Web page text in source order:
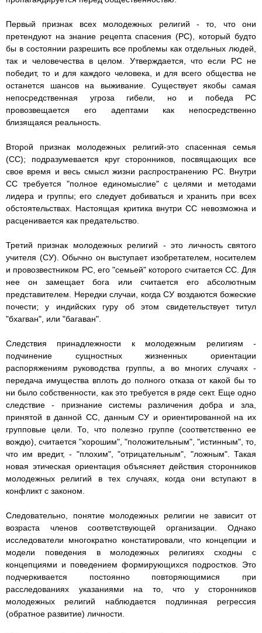
Первый признак всех молодежных религий - то, что они
претендуют на знание рецепта спасения (PC), который будто
бы в состоянии разрешить все проблемы как отдельных людей,
так и человечества в целом. Утверждается, что если PC не
победит, то и для каждого человека, и для всего общества не
останется шансов на выживание. Существует якобы самая
непосредственная угроза гибели, но и победа PC
провозвещается его адептами как непосредственно
близящаяся реальность.
Второй признак молодежных религий-это спасенная семья
(СС); подразумевается круг сторонников, посвящающих все
свое время и весь смысл жизни распространению PC. Внутри
СС требуется "полное единомыслие" с целями и методами
лидера и группы; его следует добиваться и хранить при всех
обстоятельствах. Настоящая критика внутри СС невозможна и
расценивается как предательство.
Третий признак молодежных религий - это личность святого
учителя (СУ). Обычно он выступает изобретателем, носителем
и провозвестником PC, его "семьей" которого считается СС. Для
нее он замещает бога или считается его абсолютным
представителем. Нередки случаи, когда СУ воздаются божеские
почести; у индийских гуру об этом свидетельствует титул
"бхагван", или "багаван".
Следствия принадлежности к молодежным религиям -
подчинение сущностных жизненных ориентации
распоряжениям руководства группы, а во многих случаях -
передача имущества вплоть до полного отказа от какой бы то
ни было собственности, как это требуется в ряде сект. Еще одно
следствие - признание системы различения добра и зла,
принятой в данной СС, данным СУ и ориентированной на их
групповые цели. То, что полезно группе (соответственно ее
вождю), считается "хорошим", "положительным", "истинным", то,
что им вредит, - "плохим", "отрицательным", "ложным". Такая
новая этическая ориентация объясняет действия сторонников
молодежных религий в тех случаях, когда они вступают в
конфликт с законом.
Следовательно, понятие молодежных религии не зависит от
возраста членов соответствующей организации. Однако
исследователи многократно констатировали, что концепции и
модели поведения в молодежных религиях сходны с
концепциями и поведением формирующихся подростков. Это
подчеркивается постоянно повторяющимися при
расследованиях указаниями на то, что у сторонников
молодежных религий наблюдается подлинная регрессия
(обратное развитие) личности.